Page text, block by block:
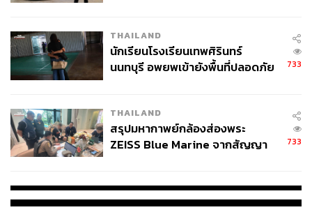
What:มหกรรมลดราคาหนังสือที่เปิดให้เลือกซื้อกันแบบ
Non-Stop ตลอด 24 ชั่วโมง กลับมาอีกแล้ว! ปีนี้ขนหนังสือมา
ลดราคากว่า 3 ล้านเล่มทุกประเภท ตั้งแต่ หนังสือสำหรับเด็ก
สูงสุดถึง 80%
When:วันที่ 10-20 สิงหาคม 2561
THAILAND
นักเรียนโรงเรียนเทพศิรินทร์
นนทบุรี อพยพเข้ายังพื้นที่ปลอดภัย
733
THAILAND
สรุปมหากาพย์กล้องส่องพระ
ZEISS Blue Marine จากสัญญา
จ่ายหนี้-แอบระบุแบรนด์
733